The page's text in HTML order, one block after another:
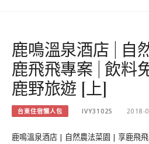
鹿鳴溫泉酒店 | 自
鹿飛飛專案 | 飲料
鹿野旅遊 [上]
台東住宿懶人包 IVY31025 2018-
鹿鳴溫泉酒店 | 自然農法菜園 | 享鹿飛